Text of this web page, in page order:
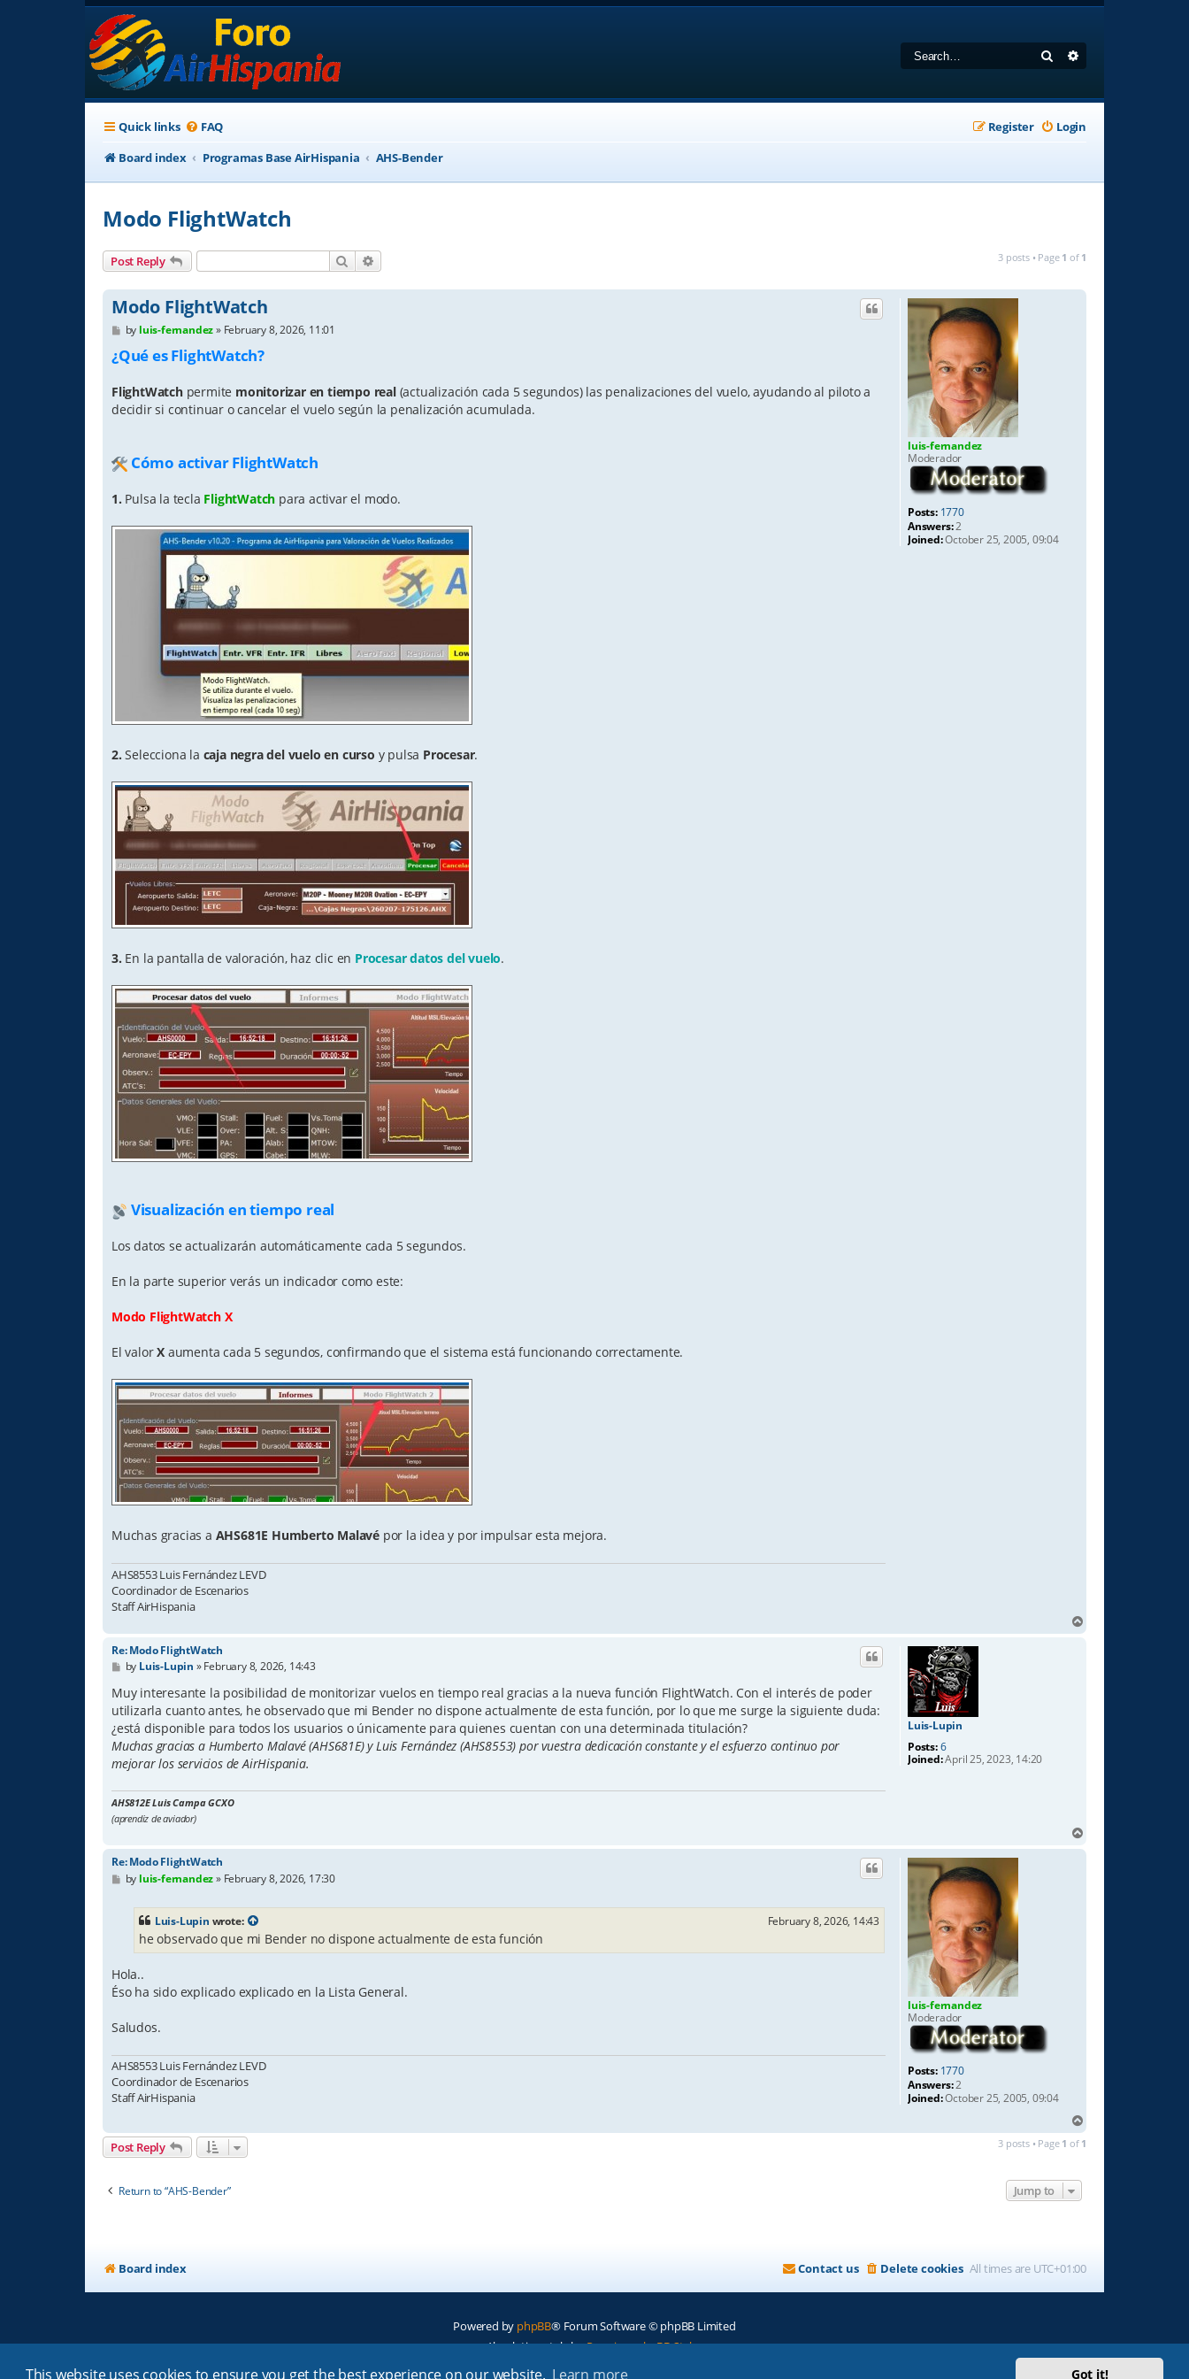
This website uses cookies to ensure you get the best experience on our website. Learn more Got it!
Search
Quick links FAQ Login
Register
Board index
Programas Base AirHispania AHS-Bender
Modo FlightWatch
Post Reply Search 3 posts • Page 1 of 1
luis-fernandez
Moderador
Posts: 1770
Answers:2
Joined:October 25, 2005, 09:04
Modo FlightWatch
P
s
t
by luis-fernandez» February 8, 2026, 11:01
¿Qué es FlightWatch?
FlightWatch permite monitorizar en tiempo real(actualización cada 5 segundos) las penalizaciones del vuelo, ayudando al piloto a
decidir si continuar o cancelar el vuelo según la penalización acumulada.
Cómo activar FlightWatch
1. Pulsa la tecla FlightWatch para activar el modo.
2. Selecciona la caja negra del vuelo en curso y pulsa Procesar.
3. En la pantalla de valoración, haz clic en Procesar datos del vuelo.
Visualización en tiempo real
Los datos se actualizarán automáticamente cada 5 segundos.
En la parte superior verás un indicador como este:
Modo FlightWatch X
El valorX aumenta cada 5 segundos, confirmando que el sistema está funcionando correctamente.
Muchas gracias a AHS681E Humberto Malavé por la idea y por impulsar esta mejora.
AHS8553 Luis Fernández LEVD
Coordinador de Escenarios
Staff AirHispania
Luis-Lupin
Posts:6
Joined:April 25, 2023, 14:20
Re: Modo FlightWatch
P
s
t
by Luis-Lupin »February 8, 2026, 14:43
Muy interesante la posibilidad de monitorizar vuelos en tiempo real gracias a la nueva función FlightWatch. Con el interés de poder
utilizarla cuanto antes, he observado que mi Bender no dispone actualmente de esta función, por lo que me surge la siguiente duda:
¿está disponible para todos los usuarios o únicamente para quienes cuentan con una determinada titulación?
Muchas gracias a Humberto Malavé (AHS681E) y Luis Fernández (AHS8553) por vuestra dedicación constante y el esfuerzo continuo por
mejorar los servicios de AirHispania.
AHS812E Luis Campa GCXO
(aprendiz de aviador)
luis-fernandez
Moderador
Posts: 1770
Answers:2
Joined:October 25, 2005, 09:04
Re: Modo FlightWatch
Pby luis-fernandez» February 8, 2026, 17:30
Luis-Lupin wrote: February 8, 2026, 14:43
he observado que mi Bender no dispone actualmente de esta función
Hola..
Éso ha sido explicado explicado en la Lista General.
Saludos.
AHS8553 Luis Fernández LEVD
Coordinador de Escenarios
Staff AirHispania
Post Reply 3 posts • Page 1 of 1
Return to “AHS-Bender” Jump to
Board index All times are UTC+01:00
Delete cookies
Contact us
Powered by phpBB® Forum Software © phpBB Limited
Absolution style byPremium phpBB Styles